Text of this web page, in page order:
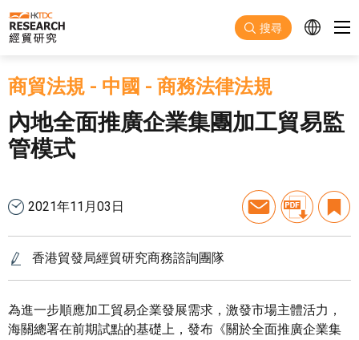
跳至主要內容
搜尋
商貿法規 - 中國 - 商務法律法規
內地全面推廣企業集團加工貿易監
管模式
2021年11月03日
香港貿發局經貿研究商務諮詢團隊
為進一步順應加工貿易企業發展需求，激發市場主體活力，
海關總署在前期試點的基礎上，發布《關於全面推廣企業集